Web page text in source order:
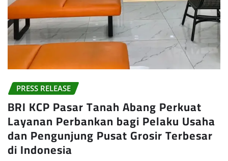
PRESS RELEASE
BRI KCP Pasar Tanah Abang Perkuat
Layanan Perbankan bagi Pelaku Usaha
dan Pengunjung Pusat Grosir Terbesar
di Indonesia